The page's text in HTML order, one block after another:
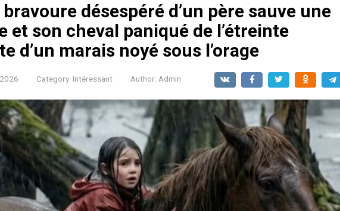
bravoure désespéré d’un père sauve une
et son cheval paniqué de l’étreinte
d’un marais noyé sous l’orage
Category: Intéressant Author: Admin